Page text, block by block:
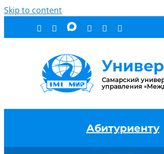
Skip to content
Абитуриенту